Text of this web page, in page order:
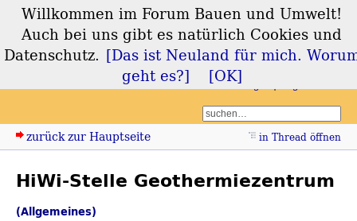
Forum Bauen und
Umwelt
zurück zur Hauptseite in Thread öffnen
HiWi-Stelle Geothermiezentrum
(Allgemeines)
Willkommen im Forum Bauen und Umwelt!
Auch bei uns gibt es natürlich Cookies und
Datenschutz. [Das ist Neuland für mich.
geht es?]
[OK]